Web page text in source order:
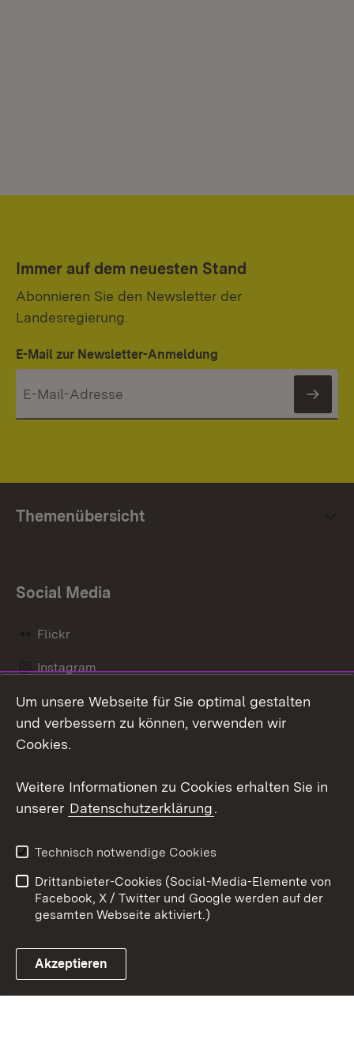
Immer auf dem neuesten Stand
Abonnieren Sie den Newsletter der
Landesregierung.
E-Mail zur Newsletter-Anmeldung
Themenübersicht
Social Media
Flickr
Instagram
Social Wall
Link zum Landesportal
Barrierefreiheit
Benutzungshinweise
Impressum
Cookies
Um unsere Webseite für Sie optimal gestalten
und verbessern zu können, verwenden wir
Cookies.
Weitere Informationen zu Cookies erhalten Sie in
unserer Datenschutzerklärung.
Technisch notwendige Cookies
Drittanbieter-Cookies (Social-Media-Elemente von
Facebook, X / Twitter und Google werden auf der
gesamten Webseite aktiviert.)
Akzeptieren